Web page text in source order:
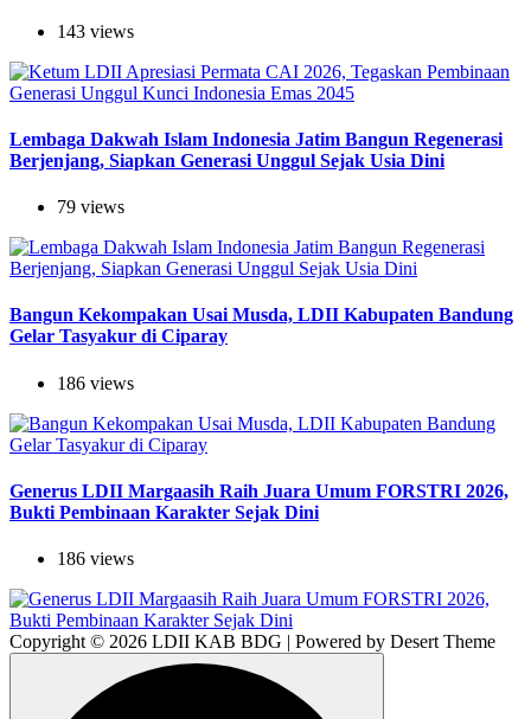
143 views
Lembaga Dakwah Islam Indonesia Jatim Bangun Regenerasi
Berjenjang, Siapkan Generasi Unggul Sejak Usia Dini
79 views
Bangun Kekompakan Usai Musda, LDII Kabupaten Bandung
Gelar Tasyakur di Ciparay
186 views
Generus LDII Margaasih Raih Juara Umum FORSTRI 2026,
Bukti Pembinaan Karakter Sejak Dini
186 views
Copyright © 2026 LDII KAB BDG | Powered by Desert Theme